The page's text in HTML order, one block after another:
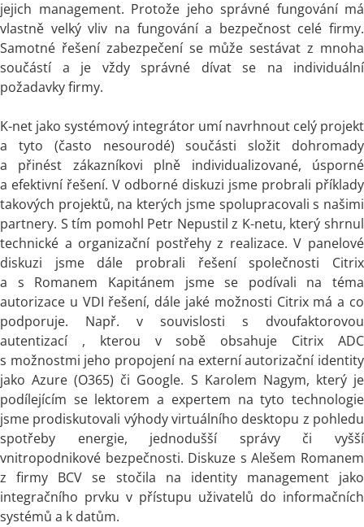
jejich management. Protože jeho správné fungování má
vlastně velký vliv na fungování a bezpečnost celé firmy.
Samotné řešení zabezpečení se může sestávat z mnoha
součástí a je vždy správné dívat se na individuální
požadavky firmy.
K-net jako systémový integrátor umí navrhnout celý projekt
a tyto (často nesourodé) součásti složit dohromady
a přinést zákazníkovi plně individualizované, úsporné
a efektivní řešení. V odborné diskuzi jsme probrali příklady
takových projektů, na kterých jsme spolupracovali s našimi
partnery. S tím pomohl Petr Nepustil z K-netu, který shrnul
technické a organizační postřehy z realizace. V panelové
diskuzi jsme dále probrali řešení společnosti Citrix
a s Romanem Kapitánem jsme se podívali na téma
autorizace u VDI řešení, dále jaké možnosti Citrix má a co
podporuje. Např. v souvislosti s dvoufaktorovou
autentizací , kterou v sobě obsahuje Citrix ADC
s možnostmi jeho propojení na externí autorizační identity
jako Azure (O365) či Google. S Karolem Nagym, který je
podílejícím se lektorem a expertem na tyto technologie
jsme prodiskutovali výhody virtuálního desktopu z pohledu
spotřeby energie, jednodušší správy či vyšší
vnitropodnikové bezpečnosti. Diskuze s Alešem Romanem
z firmy BCV se stočila na identity management jako
integračního prvku v přístupu uživatelů do informačních
systémů a k datům.